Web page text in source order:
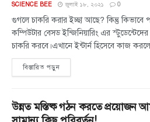
SCIENCE BEE জুলাই ১৮, ২০২১ 0
গুগলে চাকরি করার ইচ্ছা আছে? কিন্তু কিভাবে
কম্পিউটার বেসড ইন্জিনিয়ারিং এর
চাকরি করবে।এখানে ইন্টার্ন হিসেবে কাজ
বিস্তারিত পড়ুন
উন্নত মস্তিষ্ক গঠন করতে প্রয়োজন